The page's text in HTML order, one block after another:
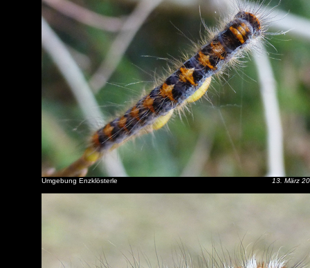
Umgebung Enzklösterle 13. März